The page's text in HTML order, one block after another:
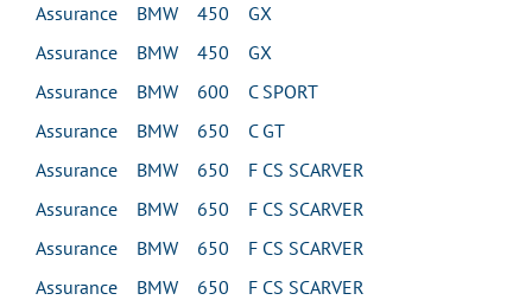
Assurance BMW 450 GX
Assurance BMW 450 GX
Assurance BMW 600 C SPORT
Assurance BMW 650 C GT
Assurance BMW 650 F CS SCARVER
Assurance BMW 650 F CS SCARVER
Assurance BMW 650 F CS SCARVER
Assurance BMW 650 F CS SCARVER